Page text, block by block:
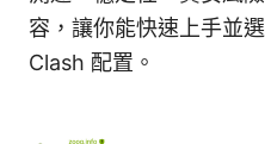
容，讓你能快速上手並
Clash 配置。